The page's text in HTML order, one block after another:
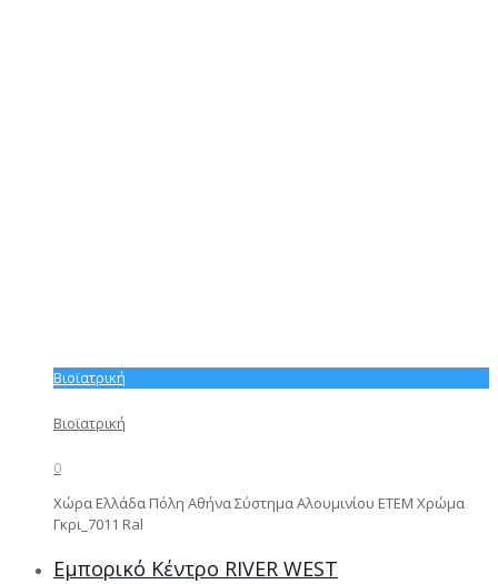
Βιοϊατρική
Βιοϊατρική
0
Χώρα Ελλάδα Πόλη Αθήνα Σύστημα Αλουμινίου ΕΤΕΜ Χρώμα
Γκρι_7011 Ral
Εμπορικό Κέντρο RIVER WEST